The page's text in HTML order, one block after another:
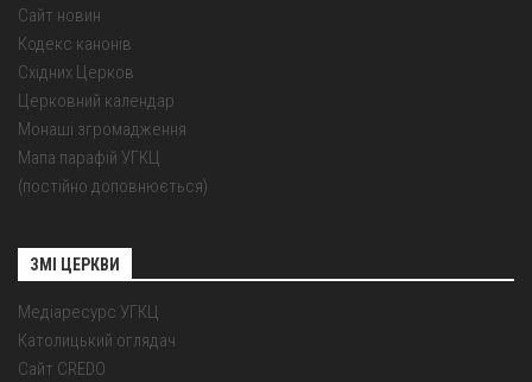
Сайт новин
Кодекс канонів
Східних Церков
Церковний календар
Монаші згромадження
Мапа парафій УГКЦ
(постійно доповнюється)
ЗМІ ЦЕРКВИ
Медіаресурс УГКЦ
Католицький оглядач
Сайт CREDO